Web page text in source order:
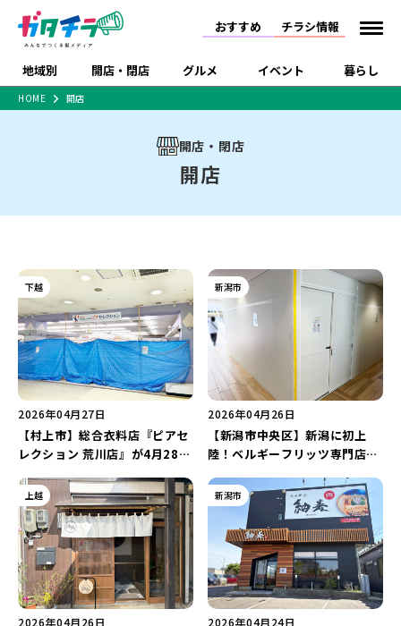
おすすめ チラシ情報
地域別 開店・閉店 グルメ イベント 暮らし
佐渡
新潟市中央区 新潟市東区 新潟市西区
新潟市北区
新潟市南区
新潟市秋葉区
村上・関川
新発田・聖籠
胎内・粟島
三条・加茂・田上
五泉・阿賀野・阿賀
燕・弥彦
長岡・見附
小千谷・十日町・津南
魚沼・南魚沼・湯沢
柏崎・刈羽・出雲崎
上越・妙高・糸魚川
長岡市・閉店
上越市・開店
上越市・閉店
ラーメン・開店
ラーメン・閉店
スイーツ ランチ
ご当地グルメ 食べ歩き テイクアウト
季節・期間限定
カフェ
居酒屋・バー
パスタ
パン・ベーカリー
タレカツ・豚カツ
デカ盛り・大盛り
旨辛・激辛
定食・町定食 海鮮・鮨
そば・うどん
日本酒・新潟清酒
ワイン・クラフトビール
ケーキ・パフェ
ビアガーデン・暑気払い
忘新年会・歓送迎会
スポーツ
にいがた酒の陣・新潟
酒月
セミナー・講演会 子ども向け 花火大会
入場無料
住宅展示場
学生スポーツ アルビレックス
習い事・塾 アパレル・雑貨
フィットネス・ジム
観光スポット
温泉・入浴 ホテル 旅館
水族館
リラクゼーション・整体
スキー場
リユース・買取
病院・クリニック
イオンモール
ラブラ万代・ラブラ2
ビルボードプレイスBP
新潟伊勢丹
ピア万代
リバーサイド千秋
パティオPATIO
セツコママ ランキング 新潟人
キャンペーン
開店まとめ
閉店まとめ 人気記事まとめ
定食まとめ
ラーメンまとめ
飲食店まとめ
ファッション 生活サービス
インテリア・雑貨
外食・テイクアウト
新車・中古車・カー用品
旅行・レジャー
家電・携帯電話
冠婚葬祭
習い事・塾 通販・EC イベント
求人
官公庁・自治体
新潟市 チラシ
長岡・見附 チラシ
上越・妙高・糸魚川 チラシ
注目 チラシ
週末セール
周年祭・感謝祭セール
年末・初売りセール
HOME 開店
開店・閉店
開店
下越
2026年04月27日
【村上市】総合衣料店『ピアセ
レクション 荒川店』が4月28日
品が揃って便利♪
新潟市
2026年04月26日
【新潟市中央区】新潟に初上
陸！ベルギーフリッツ専門店
ッツ）』が5月4日にオープン！
上越
2026年04月26日
新潟市
2026年04月24日